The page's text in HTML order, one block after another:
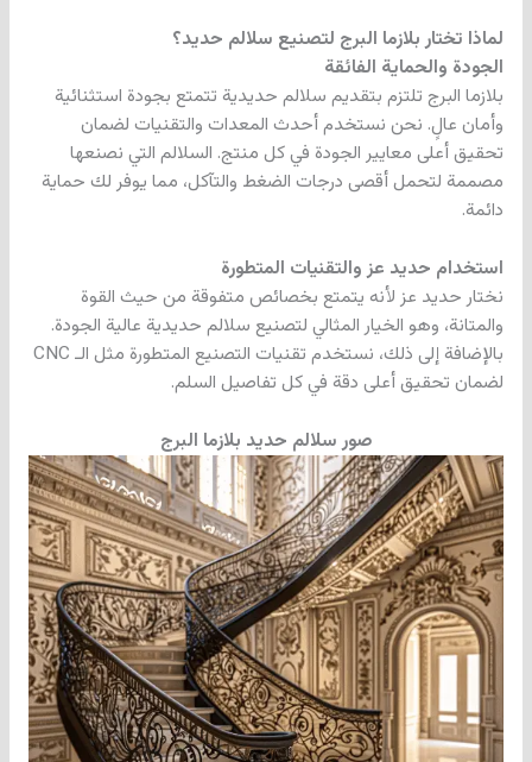
لماذا تختار بلازما البرج لتصنيع سلالم حديد؟
الجودة والحماية الفائقة
بلازما البرج تلتزم بتقديم سلالم حديدية تتمتع بجودة استثنائية
وأمان عالٍ. نحن نستخدم أحدث المعدات والتقنيات لضمان
تحقيق أعلى معايير الجودة في كل منتج. السلالم التي نصنعها
مصممة لتحمل أقصى درجات الضغط والتآكل، مما يوفر لك حماية
دائمة.
استخدام حديد عز والتقنيات المتطورة
نختار حديد عز لأنه يتمتع بخصائص متفوقة من حيث القوة
والمتانة، وهو الخيار المثالي لتصنيع سلالم حديدية عالية الجودة.
بالإضافة إلى ذلك، نستخدم تقنيات التصنيع المتطورة مثل الـ CNC
لضمان تحقيق أعلى دقة في كل تفاصيل السلم.
صور سلالم حديد بلازما البرج